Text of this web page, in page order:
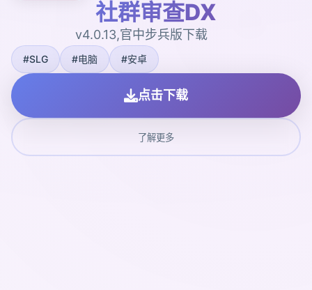
社群审查DX
v4.0.13,官中步兵版下载
#SLG #电脑 #安卓
点击下载
了解更多